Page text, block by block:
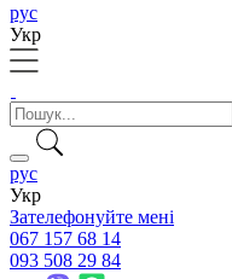
рус
Укр
рус
Укр
Зателефонуйте мені
067 157 68 14
093 508 29 84